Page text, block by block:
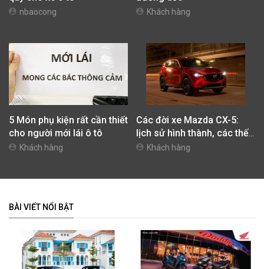
nbaocong Khách hàng
5 Món phụ kiện rất cần thiết
cho người mới lái ô tô
Khách hàng
Các đời xe Mazda CX-5:
lịch sử hình thành, các thế
hệ trên thế giới và Việt Nam
Khách hàng
BÀI VIẾT NỔI BẬT